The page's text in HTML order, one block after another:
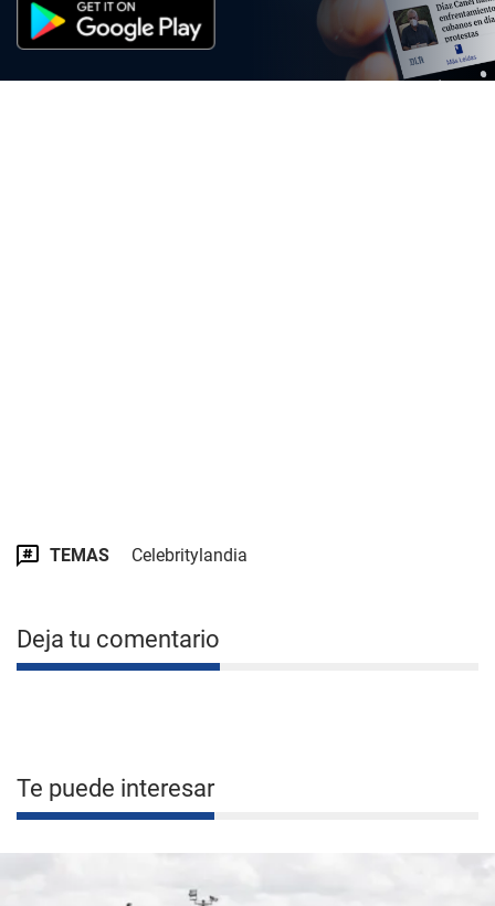
TEMAS Celebritylandia
Deja tu comentario
Te puede interesar